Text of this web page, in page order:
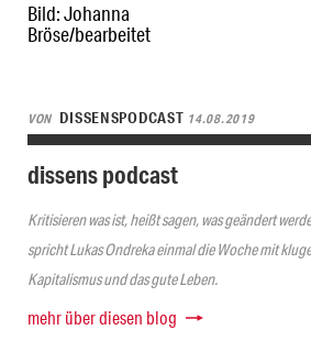
Bild: Johanna
Bröse/bearbeitet
VON DISSENSPODCAST 14.08.2019
dissens podcast
Kritisieren was ist, heißt sagen, was geändert
spricht Lukas Ondreka einmal die Woche mit
Kapitalismus und das gute Leben.
mehr über diesen blog